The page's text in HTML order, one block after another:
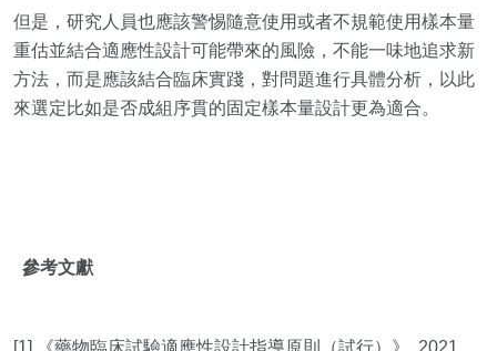
但是，研究人員也應該警惕隨意使用或者不規範使用樣本量
重估並結合適應性設計可能帶來的風險，不能一味地追求新
方法，而是應該結合臨床實踐，對問題進行具體分析，以此
來選定比如是否成組序貫的固定樣本量設計更為適合。
參考文獻